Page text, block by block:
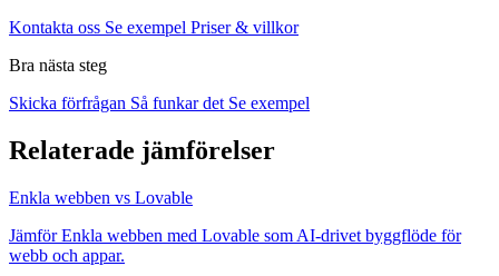
Kontakta oss Se exempel Priser & villkor
Bra nästa steg
Skicka förfrågan Så funkar det Se exempel
Relaterade jämförelser
Enkla webben vs Lovable
Jämför Enkla webben med Lovable som AI-drivet byggflöde för
webb och appar.